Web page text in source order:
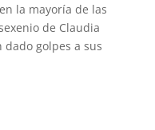
la mayoría de las
de Claudia
golpes a sus